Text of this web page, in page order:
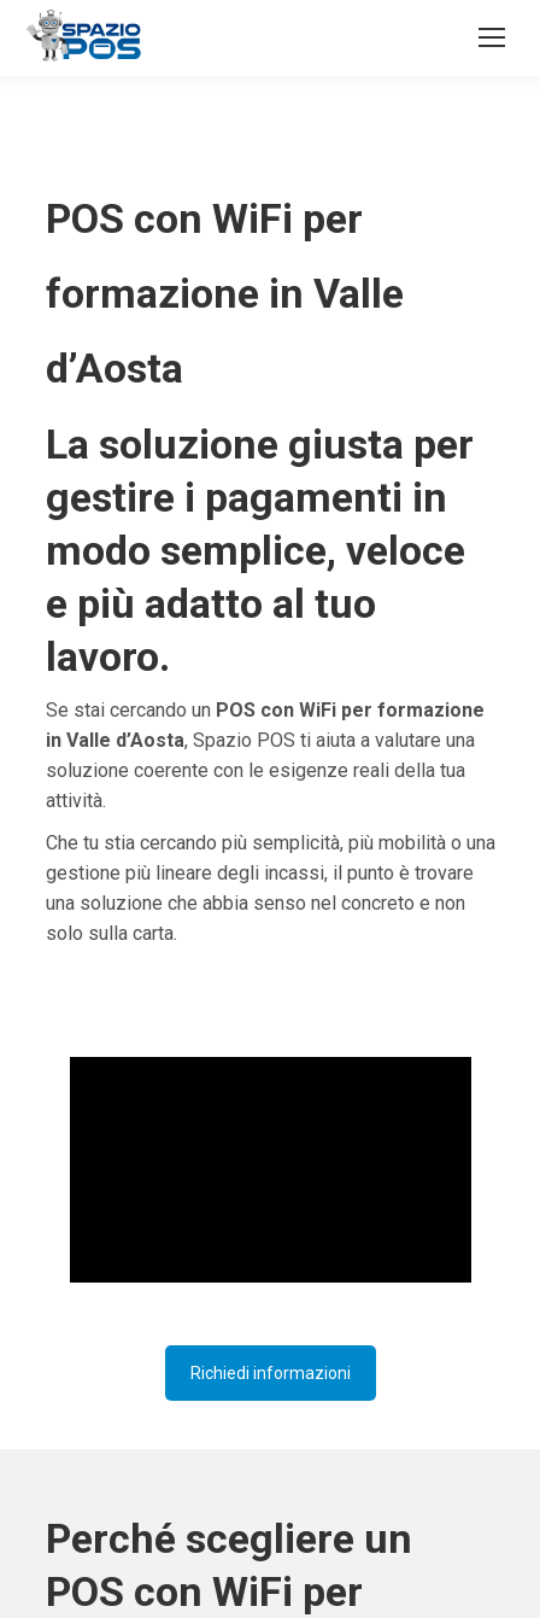
POS con WiFi per
formazione in Valle
d’Aosta
La soluzione giusta per
gestire i pagamenti in
modo semplice, veloce
e più adatto al tuo
lavoro.
Se stai cercando un POS con WiFi per formazione
in Valle d’Aosta, Spazio POS ti aiuta a valutare una
soluzione coerente con le esigenze reali della tua
attività.
Che tu stia cercando più semplicità, più mobilità o una
gestione più lineare degli incassi, il punto è trovare
una soluzione che abbia senso nel concreto e non
solo sulla carta.
Richiedi informazioni
Perché scegliere un
POS con WiFi per